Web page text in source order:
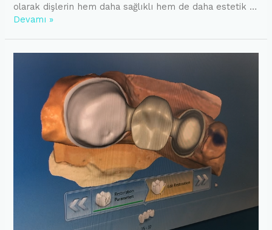
olarak dişlerin hem daha sağlıklı hem de daha estetik …
Samsun
Devamı »